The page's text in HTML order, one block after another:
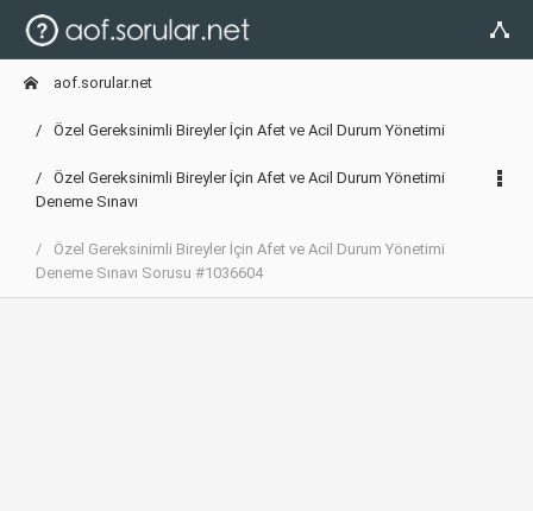
aof.sorular.net
Özel Gereksinimli Bireyler İçin Afet ve Acil Durum Yönetimi
Özel Gereksinimli Bireyler İçin Afet ve Acil Durum Yönetimi
Deneme Sınavı
Özel Gereksinimli Bireyler İçin Afet ve Acil Durum Yönetimi
Deneme Sınavı Sorusu #1036604